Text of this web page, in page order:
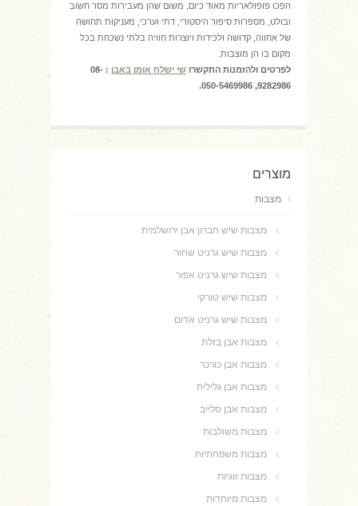
הפכו פופולאריות מאוד כיום, משום שהן מעבירות מסר חשוב
ובולט, מספרות סיפור היסטורי, דתי וערכי, מעניקות תחושה
של אחווה, קדושה ולכידות ויוצרות חוויה בלתי נשכחת בכל
מקום בו הן מוצבות.
לפרטים ולהזמנות התקשרו שי ישלח אומן באבן
: 08-
9282986, 050-5469986.
מוצרים
מצבות
מצבות שיש חברון אבן ירושלמית
מצבות שיש גרניט שחור
מצבות שיש גרניט אפור
מצבות שיש טורקי
מצבות שיש גרניט אדום
מצבות אבן בזלת
מצבות אבן כורכר
מצבות אבן גלילית
מצבות אבן סלייב
מצבות משולבות
מצבות משפחתיות
מצבות זוגיות
מצבות מיוחדות